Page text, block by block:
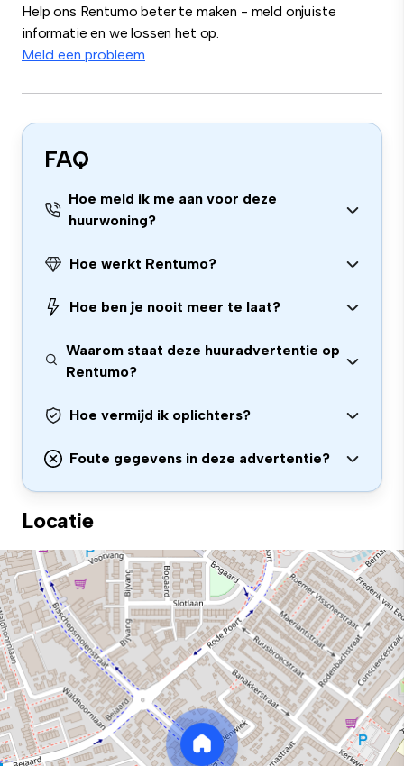
Help ons Rentumo beter te maken - meld onjuiste
informatie en we lossen het op.
Meld een probleem
FAQ
Hoe meld ik me aan voor deze
huurwoning?
Hoe werkt Rentumo?
Hoe ben je nooit meer te laat?
Waarom staat deze huuradvertentie op
Rentumo?
Hoe vermijd ik oplichters?
Foute gegevens in deze advertentie?
Locatie